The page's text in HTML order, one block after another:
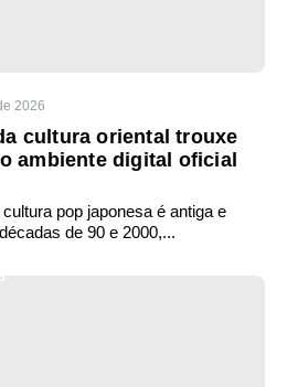
2026
cultura oriental trouxe
ambiente digital oficial
pop japonesa é antiga e
de 90 e 2000,...